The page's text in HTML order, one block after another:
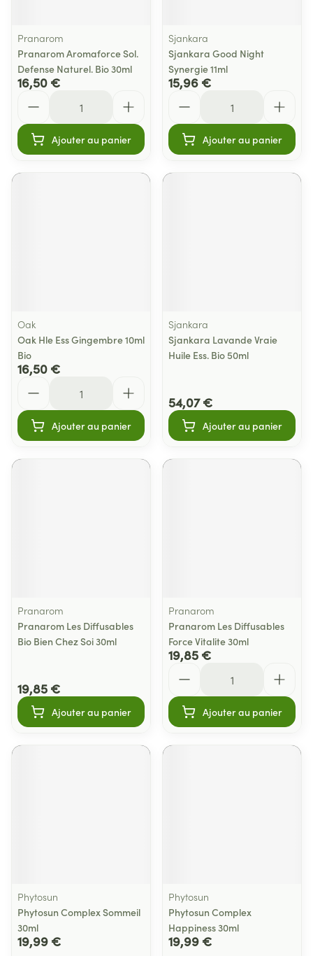
Pranarom
Pranarom Aromaforce Sol.
Defense Naturel. Bio 30ml
16,50 €
Ajouter au panier
Sjankara
Sjankara Good Night
Synergie 11ml
15,96 €
Ajouter au panier
Oak
Oak Hle Ess Gingembre 10ml
Bio
16,50 €
Ajouter au panier
Sjankara
Sjankara Lavande Vraie
Huile Ess. Bio 50ml
54,07 €
Ajouter au panier
Pranarom
Pranarom Les Diffusables
Bio Bien Chez Soi 30ml
19,85 €
Ajouter au panier
Pranarom
Pranarom Les Diffusables
Force Vitalite 30ml
19,85 €
Ajouter au panier
Phytosun
Phytosun Complex Sommeil
30ml
19,99 €
Phytosun
Phytosun Complex
Happiness 30ml
19,99 €